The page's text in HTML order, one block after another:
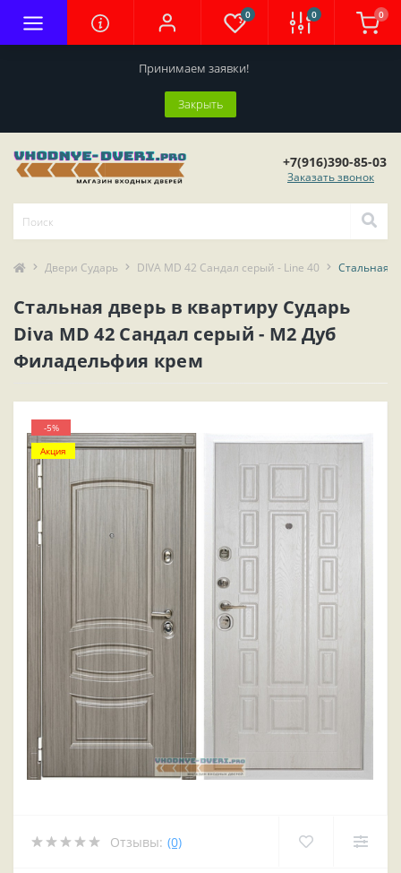
Принимаем заявки!
Закрыть
0 0 0
+7(916)390-85-03
Заказать звонок
Двери Сударь DIVA MD 42 Сандал серый - Line 40 Стальная
Стальная дверь в квартиру Сударь
Diva MD 42 Сандал серый - М2 Дуб
Филадельфия крем
-5%
Акция
Отзывы: (0)